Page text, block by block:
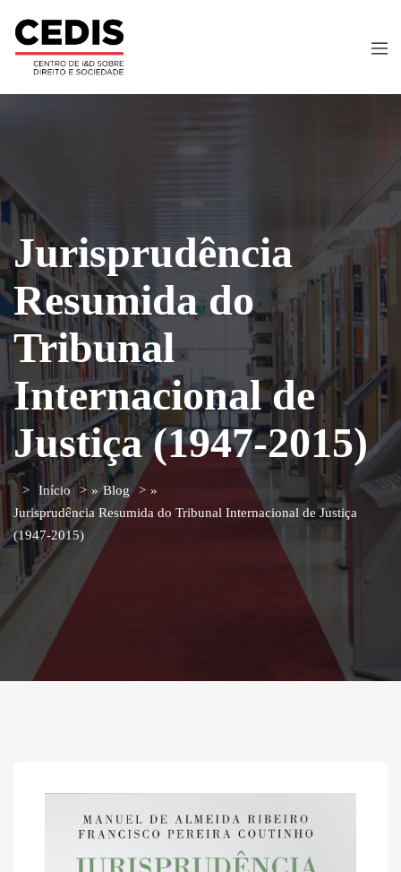
Jurisprudência
Resumida do
Tribunal
Internacional de
Justiça (1947-2015)
Início » Blog
»
Jurisprudência Resumida do Tribunal Internacional de Justiça
(1947-2015)